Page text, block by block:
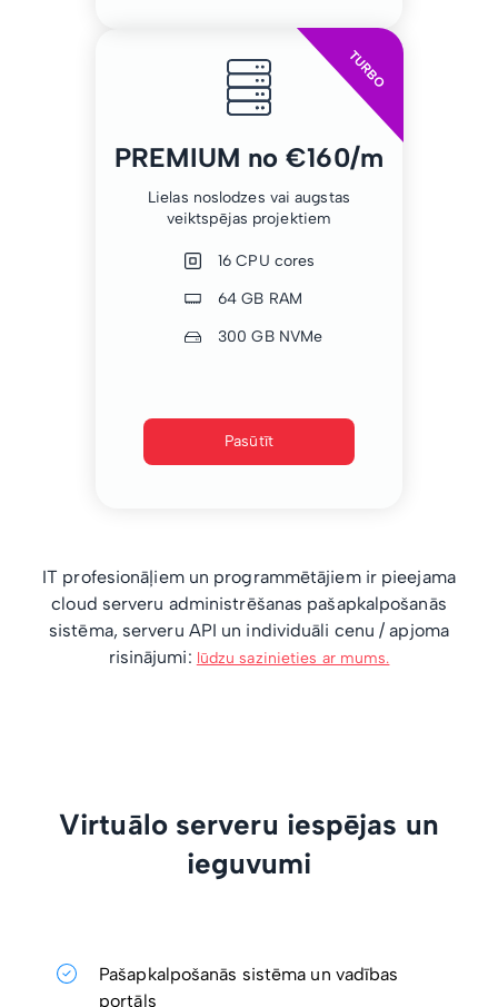
TURBO
PREMIUM no €160/m
Lielas noslodzes vai augstas
veiktspējas projektiem
16 CPU cores
64 GB RAM
300 GB NVMe
Pasūtīt
IT profesionāļiem un programmētājiem ir pieejama
cloud serveru administrēšanas pašapkalpošanās
sistēma, serveru API un individuāli cenu / apjoma
risinājumi: lūdzu sazinieties ar mums.
Virtuālo serveru iespējas un
ieguvumi
Pašapkalpošanās sistēma un vadības
portāls